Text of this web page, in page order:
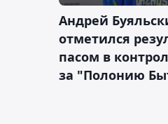
Андрей
отметился
пасом в
за "Полонию